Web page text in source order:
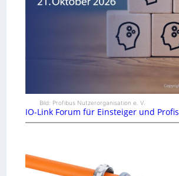
Bild: Profibus Nutzerorganisation e. V.
IO-Link Forum für Einsteiger und Profis